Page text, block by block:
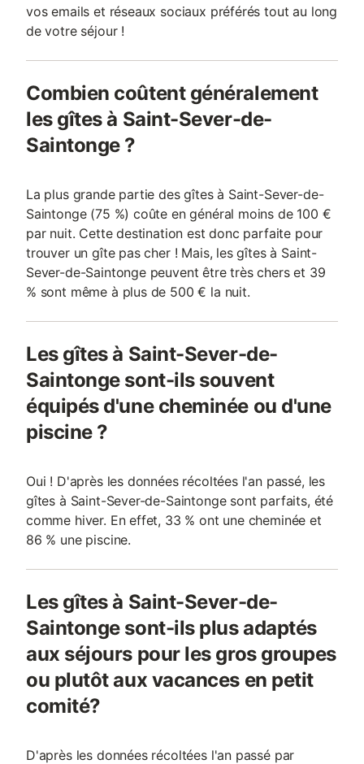
vos emails et réseaux sociaux préférés tout au long
de votre séjour !
Combien coûtent généralement
les gîtes à Saint-Sever-de-
Saintonge ?
La plus grande partie des gîtes à Saint-Sever-de-
Saintonge (75 %) coûte en général moins de 100 €
par nuit. Cette destination est donc parfaite pour
trouver un gîte pas cher ! Mais, les gîtes à Saint-
Sever-de-Saintonge peuvent être très chers et 39
% sont même à plus de 500 € la nuit.
Les gîtes à Saint-Sever-de-
Saintonge sont-ils souvent
équipés d'une cheminée ou d'une
piscine ?
Oui ! D'après les données récoltées l'an passé, les
gîtes à Saint-Sever-de-Saintonge sont parfaits, été
comme hiver. En effet, 33 % ont une cheminée et
86 % une piscine.
Les gîtes à Saint-Sever-de-
Saintonge sont-ils plus adaptés
aux séjours pour les gros groupes
ou plutôt aux vacances en petit
comité?
D'après les données récoltées l'an passé par